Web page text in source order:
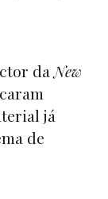
da New
já
de